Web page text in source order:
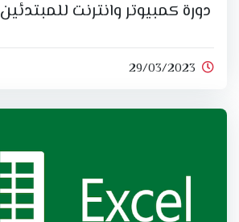
دورة كمبيوتر وانترنت للمبتدئين
29/03/2023